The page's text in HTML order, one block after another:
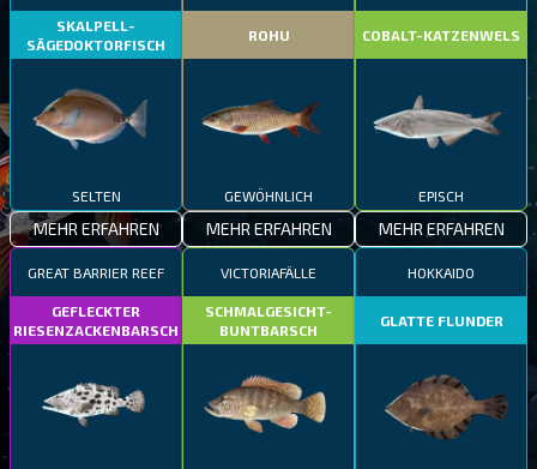
SKALPELL-
SÄGEDOKTORFISCH
SELTEN
MEHR ERFAHREN
ROHU
GEWÖHNLICH
MEHR ERFAHREN
COBALT-KATZENWELS
EPISCH
MEHR ERFAHREN
GREAT BARRIER REEF
GEFLECKTER
RIESENZACKENBARSCH
VICTORIAFÄLLE
SCHMALGESICHT-
BUNTBARSCH
HOKKAIDO
GLATTE FLUNDER